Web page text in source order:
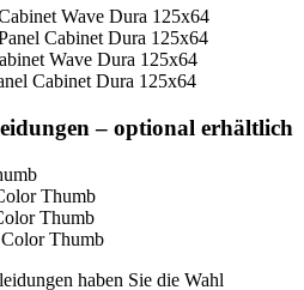
– optional erhältlich
haben Sie die Wahl